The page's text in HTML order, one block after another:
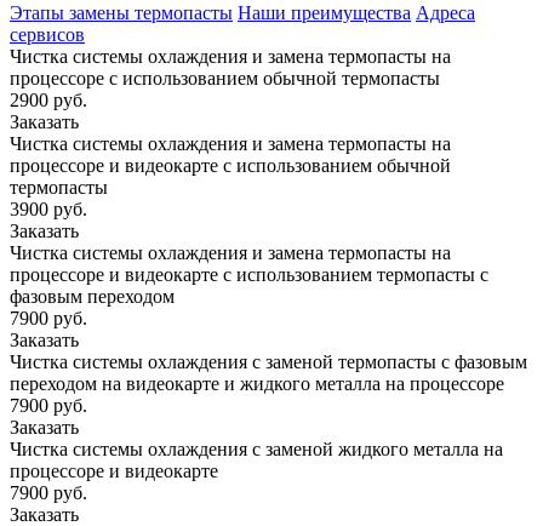
Этапы замены термопасты Наши преимущества Адреса
сервисов
Чистка системы охлаждения и замена термопасты на
процессоре с использованием обычной термопасты
2900 руб.
Заказать
Чистка системы охлаждения и замена термопасты на
процессоре и видеокарте с использованием обычной
термопасты
3900 руб.
Заказать
Чистка системы охлаждения и замена термопасты на
процессоре и видеокарте с использованием термопасты с
фазовым переходом
7900 руб.
Заказать
Чистка системы охлаждения с заменой термопасты с фазовым
переходом на видеокарте и жидкого металла на процессоре
7900 руб.
Заказать
Чистка системы охлаждения с заменой жидкого металла на
процессоре и видеокарте
7900 руб.
Заказать